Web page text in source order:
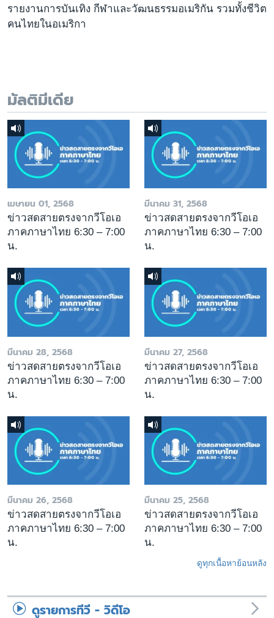
รายงานการบันเทิง กีฬาและวัฒนธรรมอเมริกัน รวมทั้งชีวิต
คนไทยในอเมริกา
มัลติมีเดีย
เมษายน 01, 2568
ข่าวสดสายตรงจากวีโอเอ
ภาคภาษาไทย 6:30 – 7:00
น.
มีนาคม 31, 2568
ข่าวสดสายตรงจากวีโอเอ
ภาคภาษาไทย 6:30 – 7:00
น.
มีนาคม 28, 2568
ข่าวสดสายตรงจากวีโอเอ
ภาคภาษาไทย 6:30 – 7:00
น.
มีนาคม 27, 2568
ข่าวสดสายตรงจากวีโอเอ
ภาคภาษาไทย 6:30 – 7:00
น.
มีนาคม 26, 2568
ข่าวสดสายตรงจากวีโอเอ
ภาคภาษาไทย 6:30 – 7:00
น.
มีนาคม 25, 2568
ข่าวสดสายตรงจากวีโอเอ
ภาคภาษาไทย 6:30 – 7:00
น.
ดูทุกเนื้อหาย้อนหลัง
ดูรายการทีวี - วิดีโอ